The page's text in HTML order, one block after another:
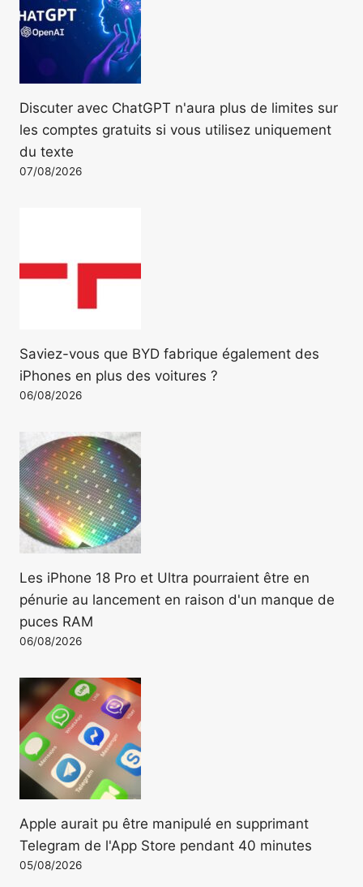
Discuter avec ChatGPT n'aura plus de limites sur
les comptes gratuits si vous utilisez uniquement
du texte
07/08/2026
Saviez-vous que BYD fabrique également des
iPhones en plus des voitures ?
06/08/2026
Les iPhone 18 Pro et Ultra pourraient être en
pénurie au lancement en raison d'un manque de
puces RAM
06/08/2026
Apple aurait pu être manipulé en supprimant
Telegram de l'App Store pendant 40 minutes
05/08/2026